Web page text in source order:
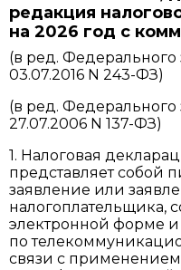
редакция
на 2026 год с
(в ред. Федерального
03.07.2016 N 243-ФЗ)
(в ред. Федерального
27.07.2006 N 137-ФЗ)
1. Налоговая
представляет собой
заявление или
налогоплательщика,
электронной форме
по
связи с